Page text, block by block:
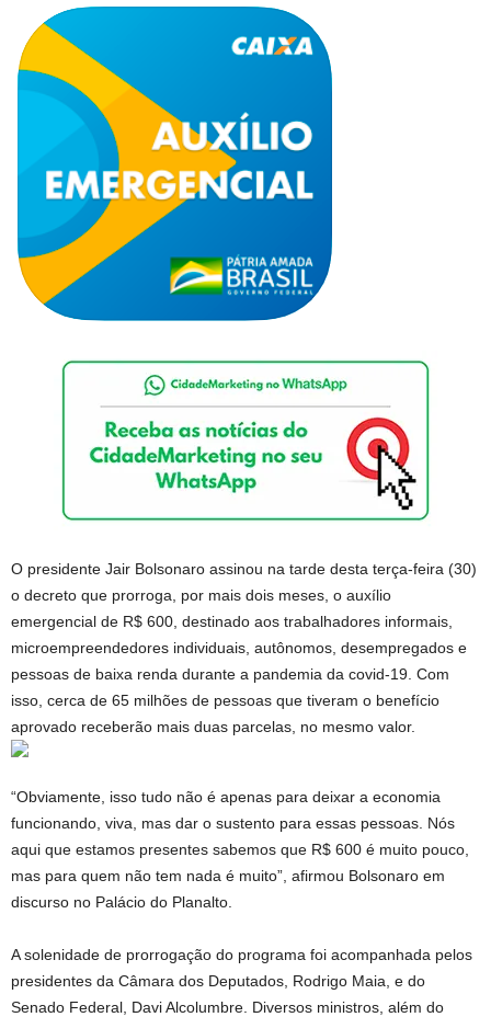
O presidente Jair Bolsonaro assinou na tarde desta terça-feira (30)
o decreto que prorroga, por mais dois meses, o auxílio
emergencial de R$ 600, destinado aos trabalhadores informais,
microempreendedores individuais, autônomos, desempregados e
pessoas de baixa renda durante a pandemia da covid-19. Com
isso, cerca de 65 milhões de pessoas que tiveram o benefício
aprovado receberão mais duas parcelas, no mesmo valor.
“Obviamente, isso tudo não é apenas para deixar a economia
funcionando, viva, mas dar o sustento para essas pessoas. Nós
aqui que estamos presentes sabemos que R$ 600 é muito pouco,
mas para quem não tem nada é muito”, afirmou Bolsonaro em
discurso no Palácio do Planalto.
A solenidade de prorrogação do programa foi acompanhada pelos
presidentes da Câmara dos Deputados, Rodrigo Maia, e do
Senado Federal, Davi Alcolumbre. Diversos ministros, além do